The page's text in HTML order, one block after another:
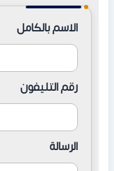
الاسم بالكامل
رقم التليفون
الرسالة